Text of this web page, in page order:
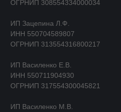
отмечено:
в левом и правом
2 мг у пациентов с ХСН Ⅰ–Ⅱ
NYHA не
ОГРНИП 308554334000034
ИП Зацепина Л.Ф.
ИНН 550704589807
ОГРНИП 313554316800217
ИП Василенко Е.В.
ИНН 550711904930
ОГРНИП 317554300045821
ИП Василенко М.В.